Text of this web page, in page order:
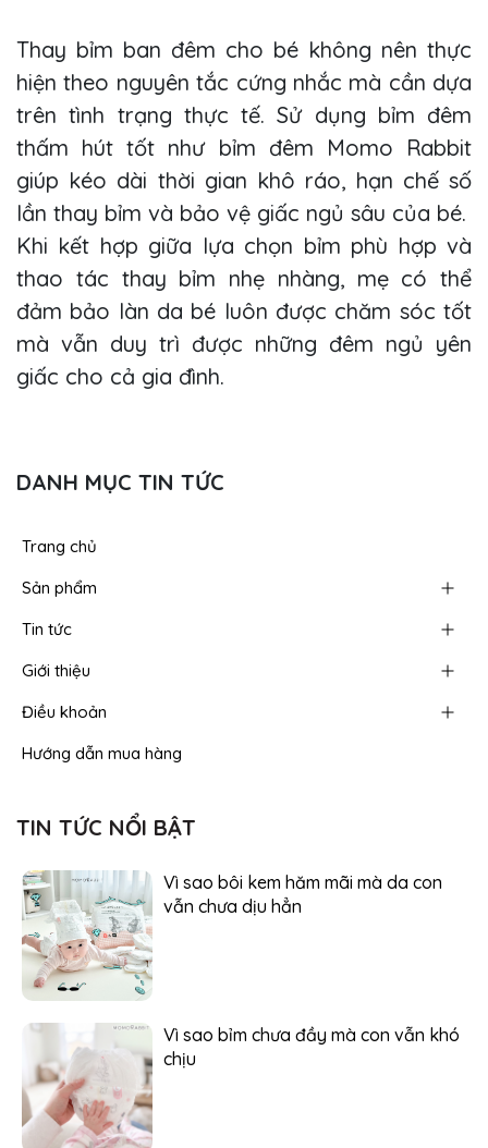
Thay bỉm ban đêm cho bé không nên thực
hiện theo nguyên tắc cứng nhắc mà cần dựa
trên tình trạng thực tế. Sử dụng bỉm đêm
thấm hút tốt như bỉm đêm Momo Rabbit
giúp kéo dài thời gian khô ráo, hạn chế số
lần thay bỉm và bảo vệ giấc ngủ sâu của bé.
Khi kết hợp giữa lựa chọn bỉm phù hợp và
thao tác thay bỉm nhẹ nhàng, mẹ có thể
đảm bảo làn da bé luôn được chăm sóc tốt
mà vẫn duy trì được những đêm ngủ yên
giấc cho cả gia đình.
DANH MỤC TIN TỨC
Trang chủ
Sản phẩm
Tin tức
Giới thiệu
Điều khoản
Hướng dẫn mua hàng
TIN TỨC NỔI BẬT
Vì sao bôi kem hăm mãi mà da con
vẫn chưa dịu hẳn
Vì sao bỉm chưa đầy mà con vẫn khó
chịu